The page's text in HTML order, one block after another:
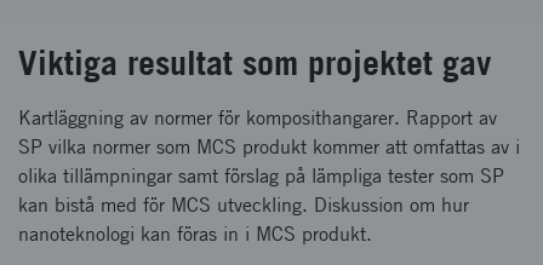
Viktiga resultat som projektet gav
Kartläggning av normer för komposithangarer. Rapport av
SP vilka normer som MCS produkt kommer att omfattas av i
olika tillämpningar samt förslag på lämpliga tester som SP
kan bistå med för MCS utveckling. Diskussion om hur
nanoteknologi kan föras in i MCS produkt.